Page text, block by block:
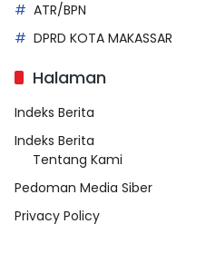
ATR/BPN
DPRD KOTA MAKASSAR
Halaman
Indeks Berita
Indeks Berita
Tentang Kami
Pedoman Media Siber
Privacy Policy